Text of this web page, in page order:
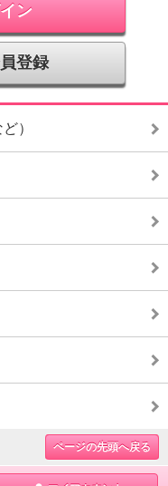
ン
登録
）
ページの先頭へ戻る